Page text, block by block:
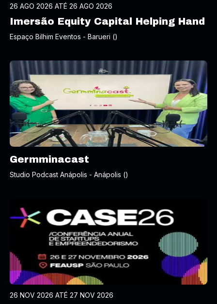
26 AGO 2026 ATÉ 26 AGO 2026
Imersão Equity Capital Helping Hand
Espaço Bilhim Eventos - Barueri ()
Germminacast
Studio Podcast Anápolis - Anápolis ()
26 NOV 2026 ATÉ 27 NOV 2026